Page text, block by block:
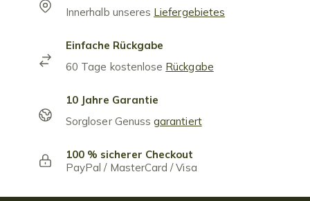
Innerhalb unseres Liefergebietes
Einfache Rückgabe
60 Tage kostenlose Rückgabe
10 Jahre Garantie
Sorgloser Genussgarantiert
100 % sicherer Checkout
PayPal / MasterCard / Visa